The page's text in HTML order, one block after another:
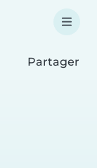
Partager